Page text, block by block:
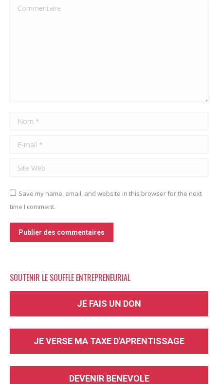
Commentaire
Nom *
E-mail *
Site Web
Save my name, email, and website in this browser for the next
time I comment.
Publier des commentaires
SOUTENIR LE SOUFFLE ENTREPRENEURIAL
JE FAIS UN DON
JE VERSE MA TAXE D'APRENTISSAGE
DEVENIR BENEVOLE